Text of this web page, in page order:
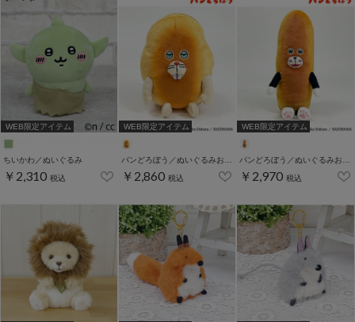
WEB限定アイテム
ちいかわ／ぬいぐるみ
￥2,310 税込
WEB限定アイテム
￥2,860 税込
WEB限定アイテム
￥2,970 税込